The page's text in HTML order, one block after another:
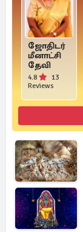
ஜோதிடர்
மீனாட்சி
தேவி
4.8
13
Reviews